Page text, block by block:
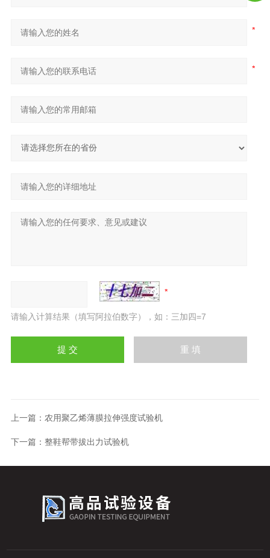
请输入计算结果（填写阿拉伯数字），如：三加四=7
上一篇： 农用聚乙烯薄膜拉伸强度试验机
下一篇： 整鞋帮带拔出力试验机